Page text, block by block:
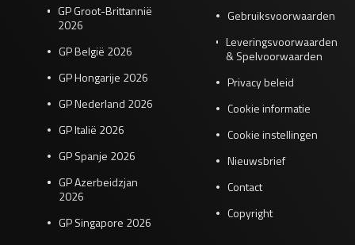
GP Groot-Brittannië
2026
GP België 2026
GP Hongarije 2026
GP Nederland 2026
GP Italië 2026
GP Spanje 2026
GP Azerbeidzjan
2026
GP Singapore 2026
Gebruiksvoorwaarden
Leveringsvoorwaarden
& Spelvoorwaarden
Privacy beleid
Cookie informatie
Cookie instellingen
Nieuwsbrief
Contact
Copyright